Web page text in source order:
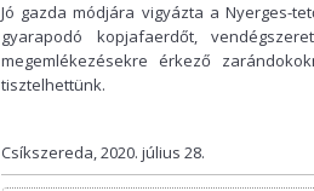
Jó gazda módjára vigyázta a Nyerges-
gyarapodó kopjafaerdőt,
megemlékezésekre érkező
tisztelhettünk.
Csíkszereda, 2020. július 28.